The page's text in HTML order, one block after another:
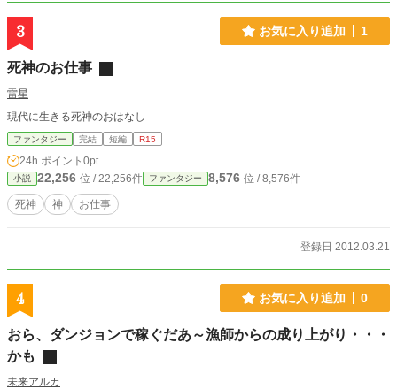
3 お気に入り追加 1
死神のお仕事
雷星
現代に生きる死神のおはなし
ファンタジー 完結 短編 R15
24h.ポイント 0pt
小説 22,256 位 / 22,256件 ファンタジー 8,576 位 / 8,576件
死神 神 お仕事
登録日 2012.03.21
4 お気に入り追加 0
おら、ダンジョンで稼ぐだあ～漁師からの成り上がり・・・
かも
未来アルカ